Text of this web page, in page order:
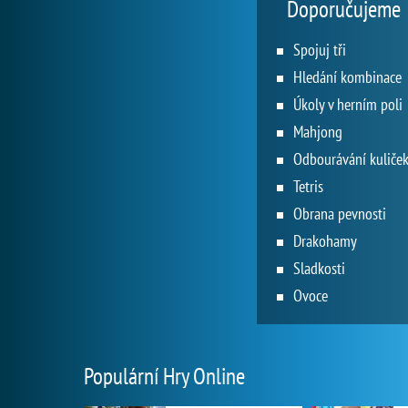
Doporučujeme
Spojuj tři
Hledání kombinace
Úkoly v herním poli
Mahjong
Odbourávání kuliček
Tetris
Obrana pevnosti
Drakohamy
Sladkosti
Ovoce
Populární Hry Online